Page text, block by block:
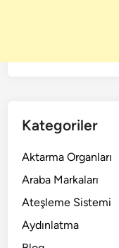
Kategoriler
Aktarma Organları
Araba Markaları
Ateşleme Sistemi
Aydınlatma